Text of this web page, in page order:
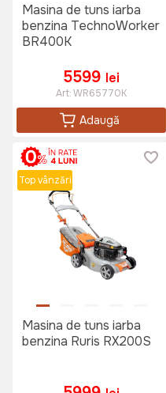
Masina de tuns iarba
benzina TechnoWorker
BR400K
5599 lei
Art:WR65770K
Adaugă
Top vânzări
Masina de tuns iarba
benzina Ruris RX200S